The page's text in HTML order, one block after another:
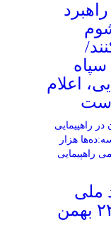
اعلام
ملی
ایرانیان در راهپیمایی ۲۲ بهمن